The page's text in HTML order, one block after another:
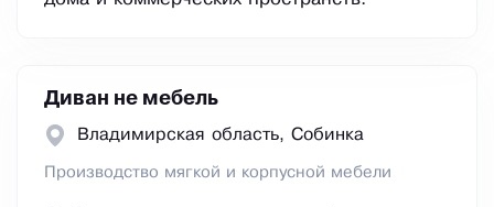
Диван не мебель
Владимирская область, Собинка
Производство мягкой и корпусной мебели